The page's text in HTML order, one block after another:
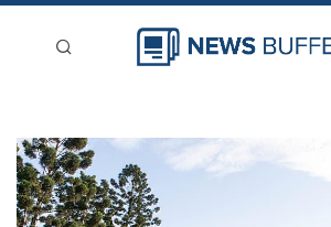
新聞稿分類
登入